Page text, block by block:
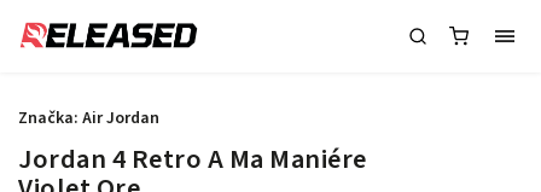
Jordan 4 Retro A Ma Maniére
Značka: Air Jordan